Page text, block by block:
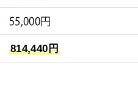
55,000円
814,440円